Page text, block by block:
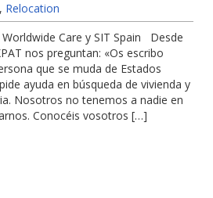
, Relocation
Care y SIT Spain Desde
nos preguntan: «Os escribo
que se muda de Estados
ayuda en búsqueda de vivienda y
Nosotros no tenemos a nadie en
Conocéis vosotros […]